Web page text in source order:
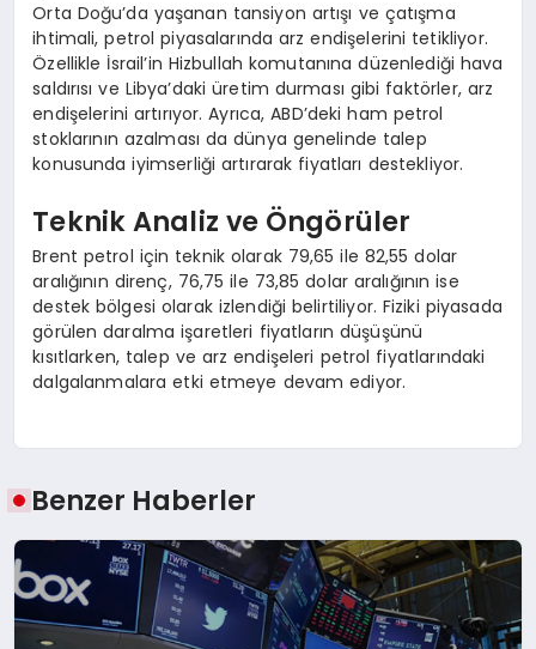
Orta Doğu’da yaşanan tansiyon artışı ve çatışma
ihtimali, petrol piyasalarında arz endişelerini tetikliyor.
Özellikle İsrail’in Hizbullah komutanına düzenlediği hava
saldırısı ve Libya’daki üretim durması gibi faktörler, arz
endişelerini artırıyor. Ayrıca, ABD’deki ham petrol
stoklarının azalması da dünya genelinde talep
konusunda iyimserliği artırarak fiyatları destekliyor.
Teknik Analiz ve Öngörüler
Brent petrol için teknik olarak 79,65 ile 82,55 dolar
aralığının direnç, 76,75 ile 73,85 dolar aralığının ise
destek bölgesi olarak izlendiği belirtiliyor. Fiziki piyasada
görülen daralma işaretleri fiyatların düşüşünü
kısıtlarken, talep ve arz endişeleri petrol fiyatlarındaki
dalgalanmalara etki etmeye devam ediyor.
Benzer Haberler